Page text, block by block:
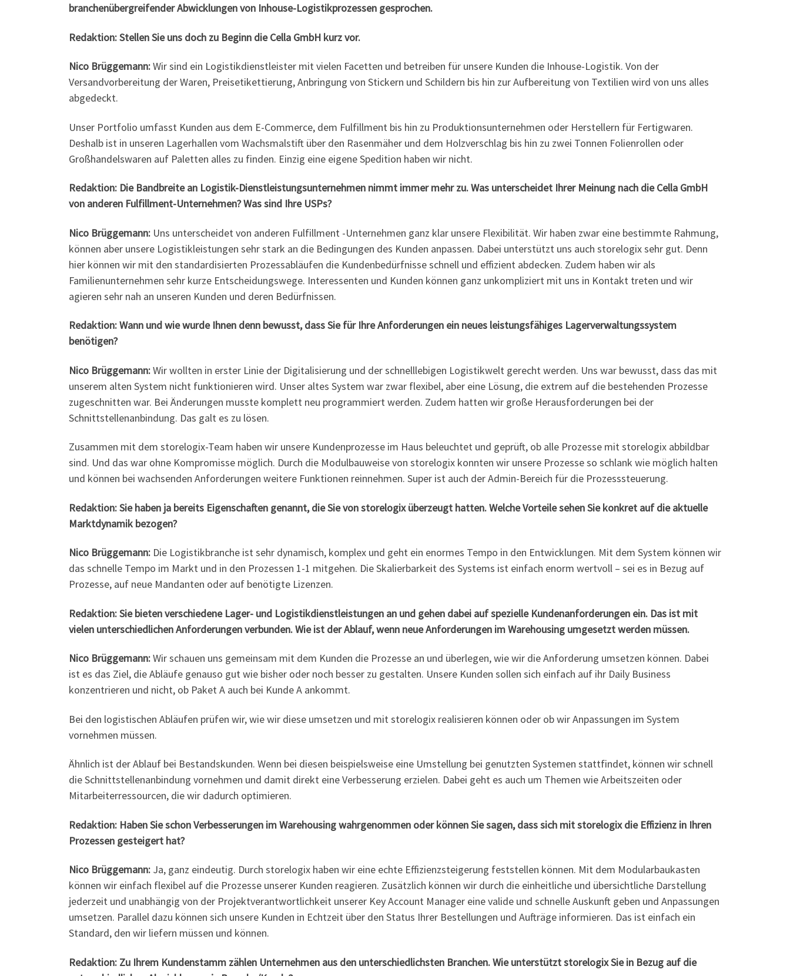
branchenübergreifender Abwicklungen von Inhouse-Logistikprozessen gesprochen.
Redaktion: Stellen Sie uns doch zu Beginn die Cella GmbH kurz vor.
Nico Brüggemann:Wir sind ein Logistikdienstleister mit vielen Facetten und betreiben für unsere Kunden die Inhouse-Logistik. Von der
Versandvorbereitung der Waren, Preisetikettierung, Anbringung von Stickern und Schildern bis hin zur Aufbereitung von Textilien wird von uns alles
abgedeckt.
Unser Portfolio umfasst Kunden aus dem E-Commerce, dem Fulfillment bis hin zu Produktionsunternehmen oder Herstellern für Fertigwaren.
Deshalb ist in unseren Lagerhallen vom Wachsmalstift über den Rasenmäher und dem Holzverschlag bis hin zu zwei Tonnen Folienrollen oder
Großhandelswaren auf Paletten alles zu finden. Einzig eine eigene Spedition haben wir nicht.
Redaktion: Die Bandbreite an Logistik-Dienstleistungsunternehmen nimmt immer mehr zu. Was unterscheidet Ihrer Meinung nach die Cella GmbH
von anderen Fulfillment-Unternehmen? Was sind Ihre USPs?
Nico Brüggemann: Uns unterscheidet von anderen Fulfillment -Unternehmen ganz klar unsere Flexibilität. Wir haben zwar eine bestimmte Rahmung,
können aber unsere Logistikleistungen sehr stark an die Bedingungen des Kunden anpassen. Dabei unterstützt uns auch storelogix sehr gut. Denn
hier können wir mit den standardisierten Prozessabläufen die Kundenbedürfnisse schnell und effizient abdecken. Zudem haben wir als
Familienunternehmen sehr kurze Entscheidungswege. Interessenten und Kunden können ganz unkompliziert mit uns in Kontakt treten und wir
agieren sehr nah an unseren Kunden und deren Bedürfnissen.
Redaktion: Wann und wie wurde Ihnen denn bewusst, dass Sie für Ihre Anforderungen ein neues leistungsfähiges Lagerverwaltungssystem
benötigen?
Nico Brüggemann:Wir wollten in erster Linie der Digitalisierung und der schnelllebigen Logistikwelt gerecht werden. Uns war bewusst, dass das mit
unserem alten System nicht funktionieren wird. Unser altes System war zwar flexibel, aber eine Lösung, die extrem auf die bestehenden Prozesse
zugeschnitten war. Bei Änderungen musste komplett neu programmiert werden. Zudem hatten wir große Herausforderungen bei der
Schnittstellenanbindung. Das galt es zu lösen.
Zusammen mit dem storelogix-Team haben wir unsere Kundenprozesse im Haus beleuchtet und geprüft, ob alle Prozesse mit storelogix abbildbar
sind. Und das war ohne Kompromisse möglich. Durch die Modulbauweise von storelogix konnten wir unsere Prozesse so schlank wie möglich halten
und können bei wachsenden Anforderungen weitere Funktionen reinnehmen. Super ist auch der Admin-Bereich für die Prozesssteuerung.
Redaktion: Sie haben ja bereits Eigenschaften genannt, die Sie von storelogix überzeugt hatten. Welche Vorteile sehen Sie konkret auf die aktuelle
Marktdynamik bezogen?
Nico Brüggemann: Die Logistikbranche ist sehr dynamisch, komplex und geht ein enormes Tempo in den Entwicklungen. Mit dem System können wir
das schnelle Tempo im Markt und in den Prozessen 1-1 mitgehen. Die Skalierbarkeit des Systems ist einfach enorm wertvoll – sei es in Bezug auf
Prozesse, auf neue Mandanten oder auf benötigte Lizenzen.
Redaktion: Sie bieten verschiedene Lager- und Logistikdienstleistungen an und gehen dabei auf spezielle Kundenanforderungen ein. Das ist mit
vielen unterschiedlichen Anforderungen verbunden. Wie ist der Ablauf, wenn neue Anforderungen im Warehousing umgesetzt werden müssen.
Nico Brüggemann:Wir schauen uns gemeinsam mit dem Kunden die Prozesse an und überlegen, wie wir die Anforderung umsetzen können. Dabei
ist es das Ziel, die Abläufe genauso gut wie bisher oder noch besser zu gestalten. Unsere Kunden sollen sich einfach auf ihr Daily Business
konzentrieren und nicht, ob Paket A auch bei Kunde A ankommt.
Bei den logistischen Abläufen prüfen wir, wie wir diese umsetzen und mit storelogix realisieren können oder ob wir Anpassungen im System
vornehmen müssen.
Ähnlich ist der Ablauf bei Bestandskunden. Wenn bei diesen beispielsweise eine Umstellung bei genutzten Systemen stattfindet, können wir schnell
die Schnittstellenanbindung vornehmen und damit direkt eine Verbesserung erzielen. Dabei geht es auch um Themen wie Arbeitszeiten oder
Mitarbeiterressourcen, die wir dadurch optimieren.
Redaktion: Haben Sie schon Verbesserungen im Warehousing wahrgenommen oder können Sie sagen, dass sich mit storelogix die Effizienz in Ihren
Prozessen gesteigert hat?
Nico Brüggemann: Ja, ganz eindeutig. Durch storelogix haben wir eine echte Effizienzsteigerung feststellen können. Mit dem Modularbaukasten
können wir einfach flexibel auf die Prozesse unserer Kunden reagieren. Zusätzlich können wir durch die einheitliche und übersichtliche Darstellung
jederzeit und unabhängig von der Projektverantwortlichkeit unserer Key Account Manager eine valide und schnelle Auskunft geben und Anpassungen
umsetzen. Parallel dazu können sich unsere Kunden in Echtzeit über den Status Ihrer Bestellungen und Aufträge informieren. Das ist einfach ein
Standard, den wir liefern müssen und können.
Redaktion: Zu Ihrem Kundenstamm zählen Unternehmen aus den unterschiedlichsten Branchen. Wie unterstützt storelogix Sie in Bezug auf die